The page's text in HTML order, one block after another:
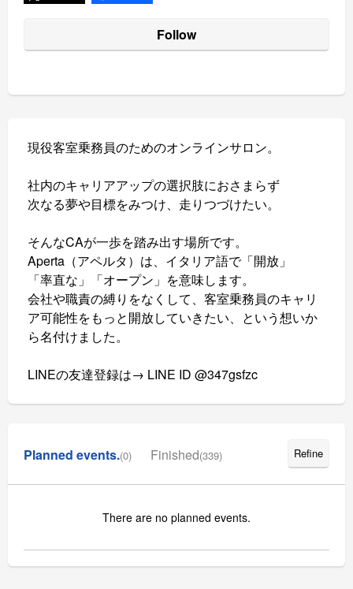
Follow
現役客室乗務員のためのオンラインサロン。
社内のキャリアアップの選択肢におさまらず
次なる夢や目標をみつけ、走りつづけたい。
そんなCAが一歩を踏み出す場所です。
Aperta（アペルタ）は、イタリア語で「開放」
「率直な」「オープン」を意味します。
会社や職責の縛りをなくして、客室乗務員のキャリ
ア可能性をもっと開放していきたい、という想いか
ら名付けました。
LINEの友達登録は→ LINE ID @347gsfzc
Planned events.(0) Finished(339) Refine
There are no planned events.